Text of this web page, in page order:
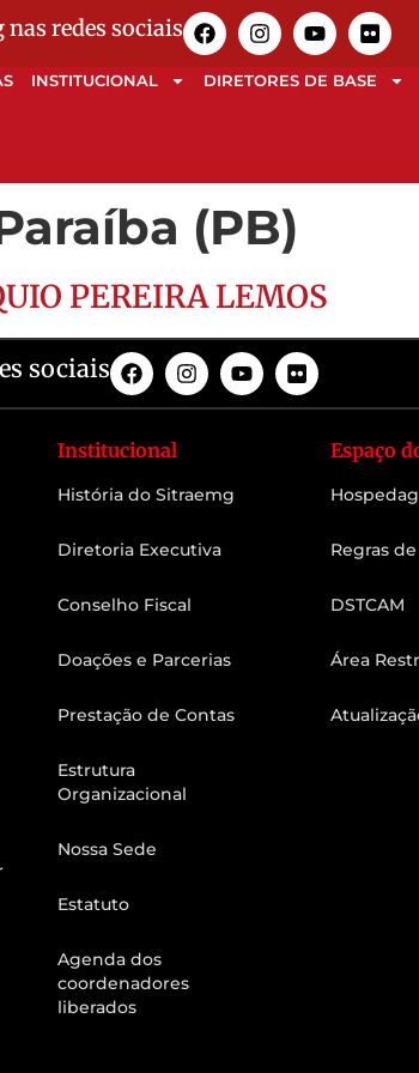
redes sociais
INSTITUCIONAL DIRETORES DE BASE
(PB)
PEREIRA LEMOS
sociais
Institucional
História do Sitraemg
Diretoria Executiva
Conselho Fiscal
Doações e Parcerias
Prestação de Contas
Estrutura
Organizacional
Nossa Sede
Estatuto
Agenda dos
coordenadores
liberados
Espaço
Regras
DSTCAM
Área